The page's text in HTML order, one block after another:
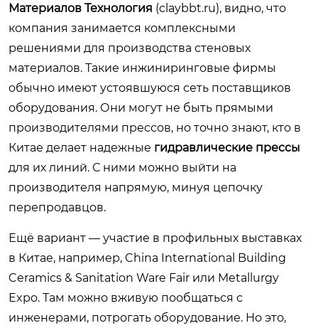
Материалов Технология (claybbt.ru), видно, что
компания занимается комплексными
решениями для производства стеновых
материалов. Такие инжиниринговые фирмы
обычно имеют устоявшуюся сеть поставщиков
оборудования. Они могут не быть прямыми
производителями прессов, но точно знают, кто в
Китае делает надежные гидравлические прессы
для их линий. С ними можно выйти на
производителя напрямую, минуя цепочку
перепродавцов.
Ещё вариант — участие в профильных выставках
в Китае, например, China International Building
Ceramics & Sanitation Ware Fair или Metallurgy
Expo. Там можно вживую пообщаться с
инженерами, потрогать оборудование. Но это,